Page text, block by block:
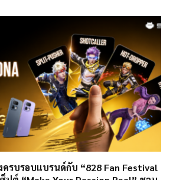
รบรอบแบรนด์กับ “828 Fan Festival